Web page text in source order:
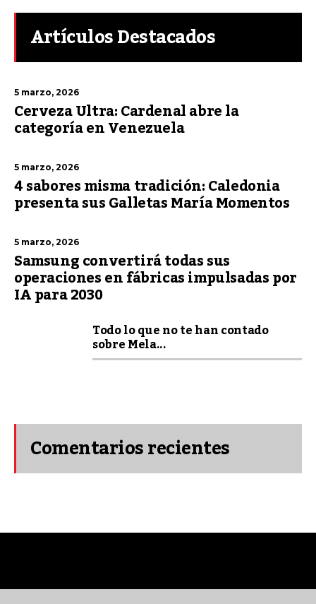
Artículos Destacados
5 marzo, 2026
Cerveza Ultra: Cardenal abre la
categoría en Venezuela
5 marzo, 2026
4 sabores misma tradición: Caledonia
presenta sus Galletas María Momentos
5 marzo, 2026
Samsung convertirá todas sus
operaciones en fábricas impulsadas por
IA para 2030
Todo lo que no te han contado
sobre Mela...
Comentarios recientes